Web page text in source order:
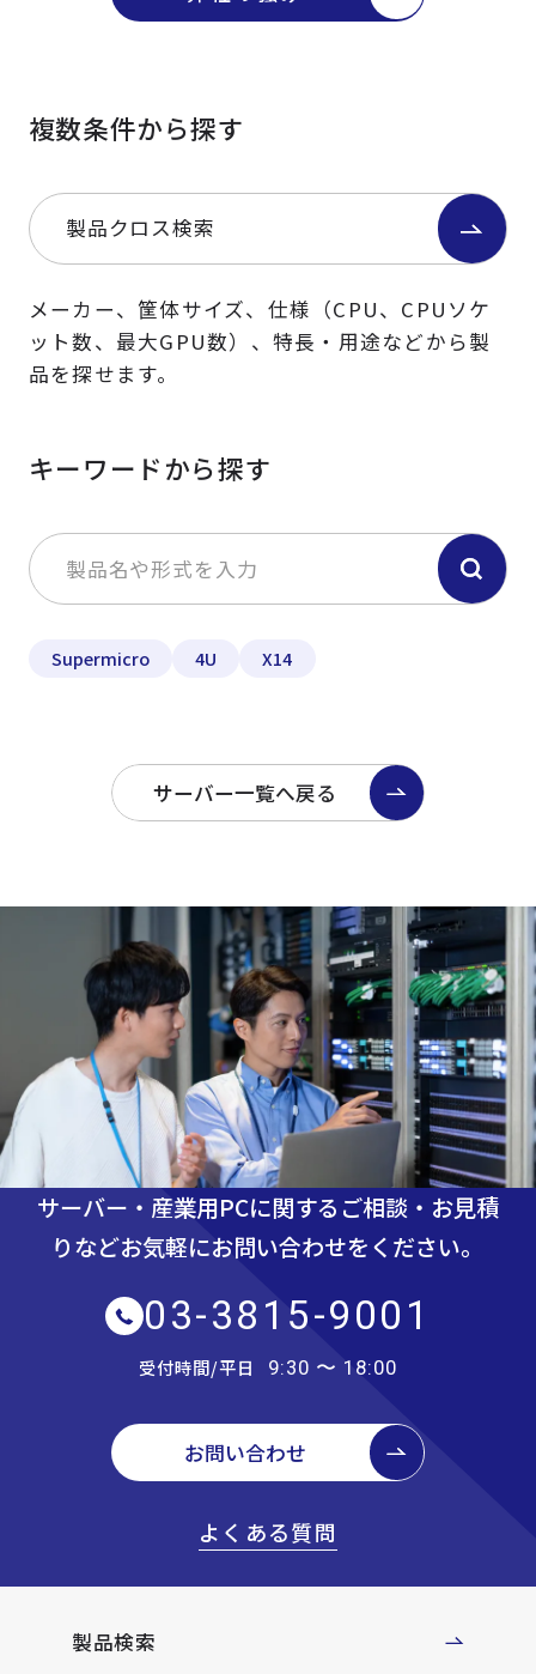
複数条件から探す
製品クロス検索
メーカー、筐体サイズ、仕様（CPU、CPUソケ
ット数、最大GPU数）、特長・用途などから製
品を探せます。
キーワードから探す
Supermicro 4U X14
サーバー一覧へ戻る
サーバー・産業用PCに関するご相談・お見積
りなどお気軽にお問い合わせをください。
03-3815-9001
受付時間/平日 9:30 〜 18:00
お問い合わせ
よくある質問
製品検索